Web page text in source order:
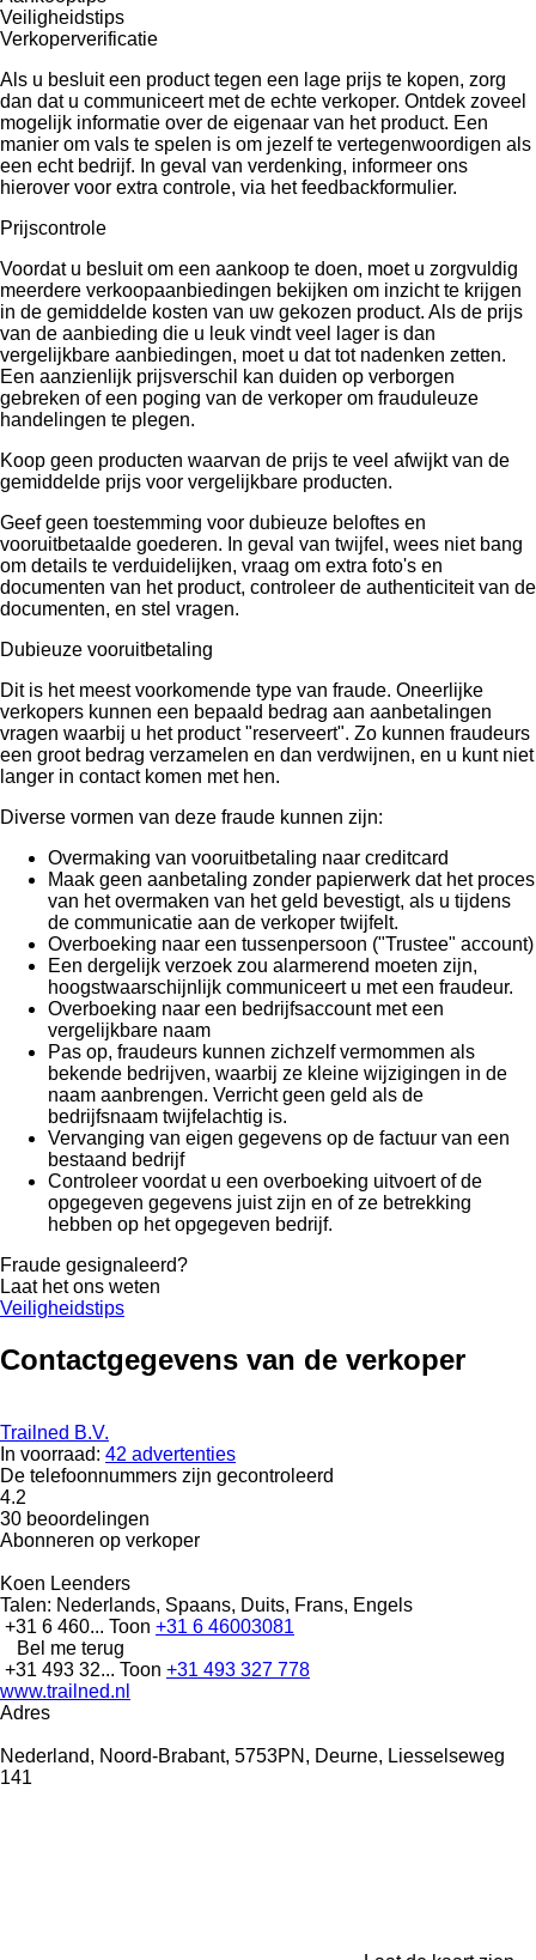
Veiligheidstips
Verkoperverificatie
Als u besluit een product tegen een lage prijs te kopen, zorg
dan dat u communiceert met de echte verkoper. Ontdek zoveel
mogelijk informatie over de eigenaar van het product. Een
manier om vals te spelen is om jezelf te vertegenwoordigen als
een echt bedrijf. In geval van verdenking, informeer ons
hierover voor extra controle, via het feedbackformulier.
Prijscontrole
Voordat u besluit om een ​​aankoop te doen, moet u zorgvuldig
meerdere verkoopaanbiedingen bekijken om inzicht te krijgen
in de gemiddelde kosten van uw gekozen product. Als de prijs
van de aanbieding die u leuk vindt veel lager is dan
vergelijkbare aanbiedingen, moet u dat tot nadenken zetten.
Een aanzienlijk prijsverschil kan duiden op verborgen
gebreken of een poging van de verkoper om frauduleuze
handelingen te plegen.
Koop geen producten waarvan de prijs te veel afwijkt van de
gemiddelde prijs voor vergelijkbare producten.
Geef geen toestemming voor dubieuze beloftes en
vooruitbetaalde goederen. In geval van twijfel, wees niet bang
om details te verduidelijken, vraag om extra foto's en
documenten van het product, controleer de authenticiteit van de
documenten, en stel vragen.
Dubieuze vooruitbetaling
Dit is het meest voorkomende type van fraude. Oneerlijke
verkopers kunnen een bepaald bedrag aan aanbetalingen
vragen waarbij u het product "reserveert". Zo kunnen fraudeurs
een groot bedrag verzamelen en dan verdwijnen, en u kunt niet
langer in contact komen met hen.
Diverse vormen van deze fraude kunnen zijn:
Overmaking van vooruitbetaling naar creditcard
Maak geen aanbetaling zonder papierwerk dat het proces
van het overmaken van het geld bevestigt, als u tijdens
de communicatie aan de verkoper twijfelt.
Overboeking naar een tussenpersoon ("Trustee" account)
Een dergelijk verzoek zou alarmerend moeten zijn,
hoogstwaarschijnlijk communiceert u met een fraudeur.
Overboeking naar een bedrijfsaccount met een
vergelijkbare naam
Pas op, fraudeurs kunnen zichzelf vermommen als
bekende bedrijven, waarbij ze kleine wijzigingen in de
naam aanbrengen. Verricht geen geld als de
bedrijfsnaam twijfelachtig is.
Vervanging van eigen gegevens op de factuur van een
bestaand bedrijf
Controleer voordat u een overboeking uitvoert of de
opgegeven gegevens juist zijn en of ze betrekking
hebben op het opgegeven bedrijf.
Fraude gesignaleerd?
Laat het ons weten
Veiligheidstips
Contactgegevens van de verkoper
Trailned B.V.
In voorraad: 42 advertenties
De telefoonnummers zijn gecontroleerd
4.2
30 beoordelingen
Abonneren op verkoper
Koen Leenders
Talen: Nederlands, Spaans, Duits, Frans, Engels
+31 6 460... Toon +31 6 46003081
Bel me terug
+31 493 32... Toon +31 493 327 778
www.trailned.nl
Adres
Nederland, Noord-Brabant, 5753PN, Deurne, Liesselseweg
141